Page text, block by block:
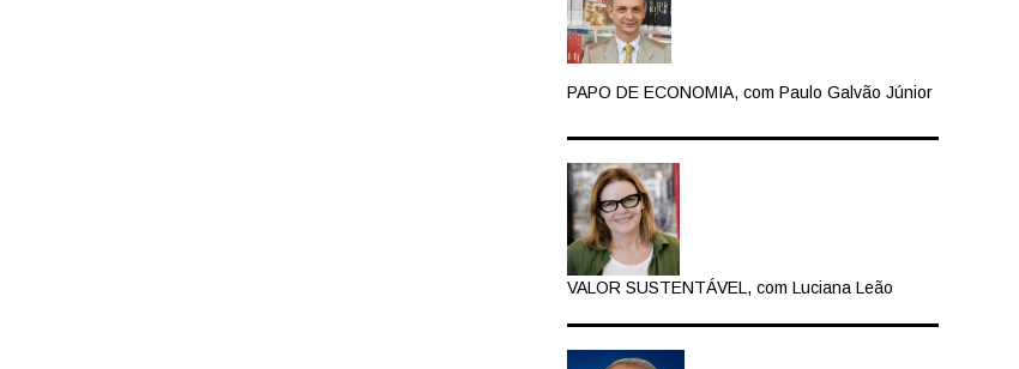
PAPO DE ECONOMIA, com Paulo Galvão Júnior
VALOR SUSTENTÁVEL, com Luciana Leão